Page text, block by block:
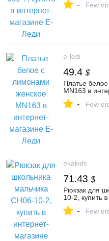
- Few
e-ledi
49.4 $
Платье
MN163 в
- Few
ekakids
71.43 $
Рюкзак для
10-2, купить
- Few